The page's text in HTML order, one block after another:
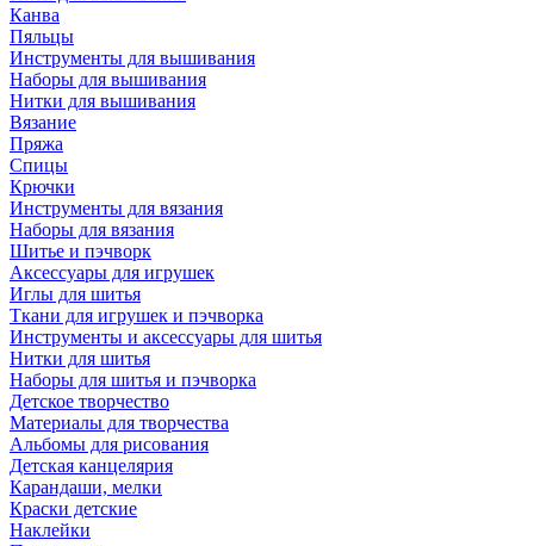
Канва
Пяльцы
Инструменты для вышивания
Наборы для вышивания
Нитки для вышивания
Вязание
Пряжа
Спицы
Крючки
Инструменты для вязания
Наборы для вязания
Шитье и пэчворк
Аксессуары для игрушек
Иглы для шитья
Ткани для игрушек и пэчворка
Инструменты и аксессуары для шитья
Нитки для шитья
Наборы для шитья и пэчворка
Детское творчество
Материалы для творчества
Альбомы для рисования
Детская канцелярия
Карандаши, мелки
Краски детские
Наклейки